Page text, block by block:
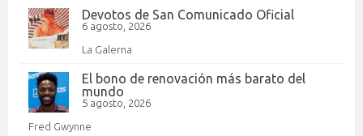
Devotos de San Comunicado Oficial
6 agosto, 2026
La Galerna
El bono de renovación más barato del
mundo
5 agosto, 2026
Fred Gwynne